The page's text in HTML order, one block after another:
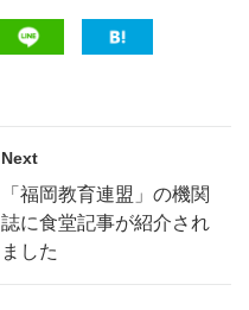
Next
「福岡教育連盟」の機関
誌に食堂記事が紹介され
ました